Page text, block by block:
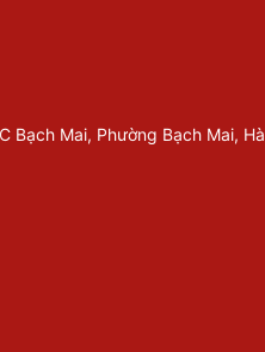
Bạch Mai, Phường Bạch Mai, Hà